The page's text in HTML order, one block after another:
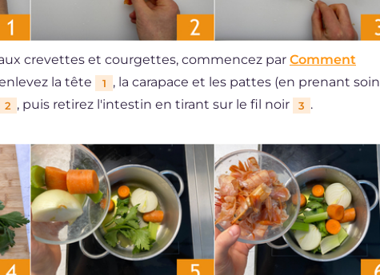
crevettes et courgettes, commencez par Comment
la tête 1
, la carapace et les pattes (en prenant soin
2 , puis retirez l'intestin en tirant sur le fil noir 3 .